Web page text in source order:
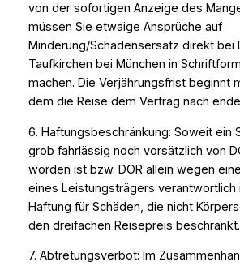
von der sofortigen Anzeige des
müssen Sie etwaige Ansprüche auf
Minderung/Schadensersatz direkt bei
Taufkirchen bei München in
machen. Die Verjährungsfrist beginnt
dem die Reise dem Vertrag nach
6. Haftungsbeschränkung: Soweit ein
grob fahrlässig noch vorsätzlich von
worden ist bzw. DOR allein wegen
eines Leistungsträgers verantwortlich
Haftung für Schäden, die nicht
den dreifachen Reisepreis beschränkt.
7. Abtretungsverbot: Im